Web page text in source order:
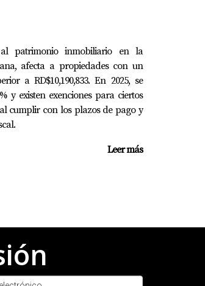
por alquiler y minimizar
que otras comerciales o
3. **Consulta a expertos**:
estar informado te
patrimonio inmobiliario en la
afecta a propiedades con un
a RD$10,190,833. En 2025, se
y existen exenciones para ciertos
cumplir con los plazos de pago y
Leer más